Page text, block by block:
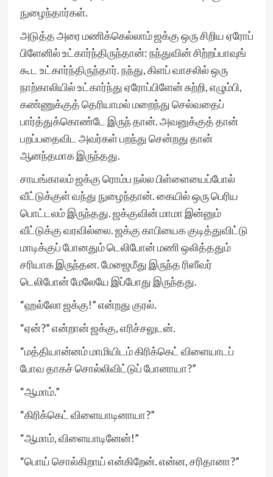
நுழைந்தார்கள்.
அடுத்த அரை மணிக்கெல்லாம் ஜக்கு ஒரு சிறிய ஏரோப்
பிளேனில் உட்கார்ந்திருந்தான்: நந்துவின் சிற்றப்பாவுங்
கூட உட்கார்ந்திருந்தார். நந்து, கிளப் வாசலில் ஒரு
நாற்காலியில் உட்கார்ந்து ஏரோப்பிளேன் சுற்றி, எழும்பி,
கண்ணுக்குத் தெரியாமல் மறைந்து செல்வதைப்
பார்த்துக்கொண்டே இருந் தான். அவனுக்குத் தான்
பறப்பதைவிட அவர்கள் பறந்து சென்றது தான்
ஆனந்தமாக இருந்தது.
சாயங்காலம் ஜக்கு ரொம்ப நல்ல பிள்ளையைப்போல்
வீட்டுக்குள் வந்து நுழைந்தான். கையில் ஒரு பெரிய
பொட்டலம் இருந்தது. ஜக்குவின் மாமா இன்னும்
வீட்டுக்கு வரவில்லை. ஜக்கு காபியைக குடித்துவிட்டு
மாடிக்குப் போனதும் டெலிபோன் மணி ஒலித்ததும்
சரியாக இருந்தன. மேஜைமீது இருந்த ரிஸீவர்
டெலிபோன் மேலேயே இப்போது இருந்தது.
“ஹல்லோ ஜக்கு!” என்றது குரல்.
“ஏன்?” என்றான் ஜக்கு, எரிச்சலுடன்.
“மத்தியான்னம் மாமியிடம் கிரிக்கெட் விளையாடப்
போவ தாகச் சொல்லிவிட்டுப் போனாயா?”
“ஆமாம்.”
“கிரிக்கெட் விளையாடினாயா?”
“ஆமாம், விளையாடினேன்!”
“பொய் சொல்கிறாய் என்கிறேன். என்ன, சரிதானா?”